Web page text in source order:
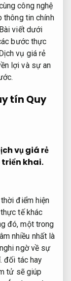
công nghệ
thông tin chính
viết dưới
bước thực
vụ giá rẻ
lợi và sự an
tín Quy
vụ giá rẻ
triển khai.
điểm hiện
tế khác
đó, một trong
nhiều nhất là
ngờ về sự
đối tác hay
tử sẽ giúp